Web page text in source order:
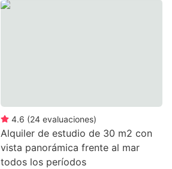
4.6 (24 evaluaciones)
Alquiler de estudio de 30 m2 con
vista panorámica frente al mar
todos los períodos